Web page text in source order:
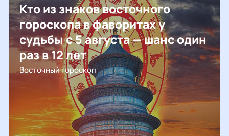
Кто из знаков восточного
гороскопа в фаворитах у
судьбы с 5 августа — шанс один
раз в 12 лет
Восточный гороскоп